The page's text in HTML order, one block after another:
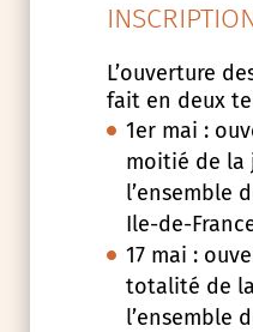
L’ouverture
fait en deux
1er mai :
moitié de la
l’ensemble
Ile-de-
17 mai :
totalité de
l’ensemble